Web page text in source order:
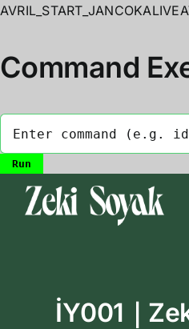
Command
İY001｜